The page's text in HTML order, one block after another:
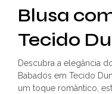
Blusa
Tecido
Descubra a elegância
Babados em Tecido
um toque romântico,